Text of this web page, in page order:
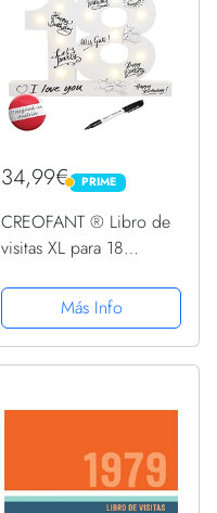
34,99€ PRIME
PRIME
CREOFANT ® Libro de
visitas XL para 18
con iluminación LED, 37
cm x 24 cm, decoración
de mesa, idea de regalo,
funciona...
Más Info